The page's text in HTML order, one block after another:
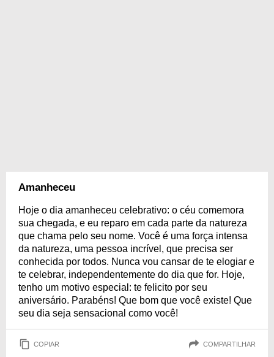
Amanheceu
Hoje o dia amanheceu celebrativo: o céu comemora
sua chegada, e eu reparo em cada parte da natureza
que chama pelo seu nome. Você é uma força intensa
da natureza, uma pessoa incrível, que precisa ser
conhecida por todos. Nunca vou cansar de te elogiar e
te celebrar, independentemente do dia que for. Hoje,
tenho um motivo especial: te felicito por seu
aniversário. Parabéns! Que bom que você existe! Que
seu dia seja sensacional como você!
COPIAR COMPARTILHAR